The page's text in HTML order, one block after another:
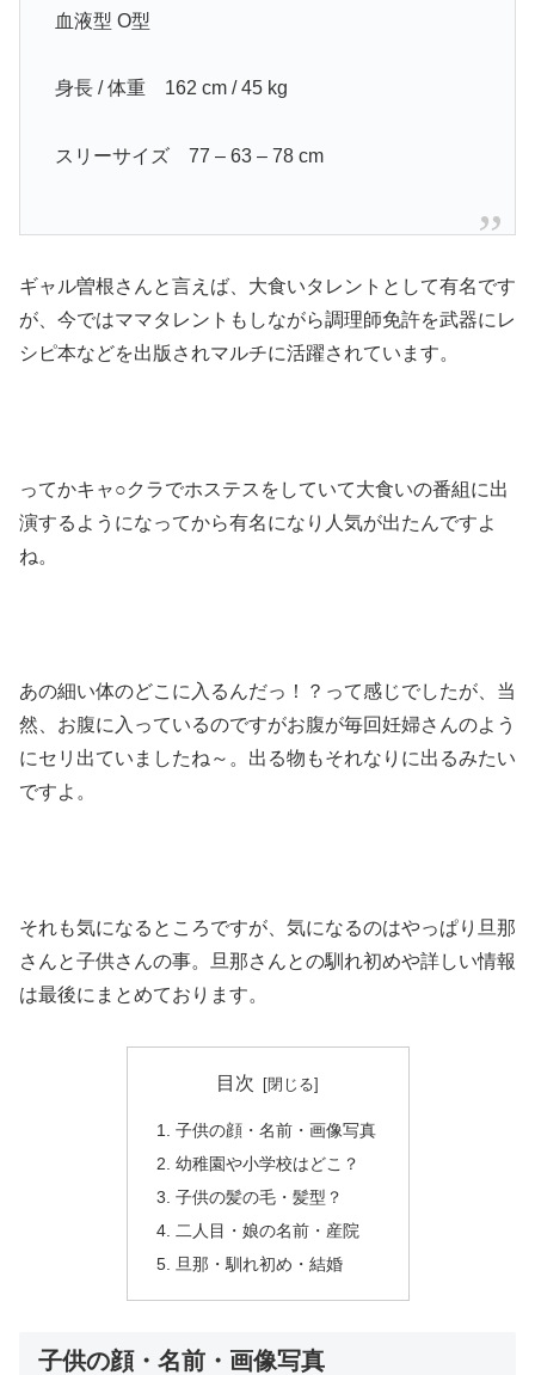
血液型 O型
身長 / 体重 162 cm / 45 kg
スリーサイズ 77 – 63 – 78 cm
ギャル曽根さんと言えば、大食いタレントとして有名です
が、今ではママタレントもしながら調理師免許を武器にレ
シピ本などを出版されマルチに活躍されています。
ってかキャ○クラでホステスをしていて大食いの番組に出
演するようになってから有名になり人気が出たんですよ
ね。
あの細い体のどこに入るんだっ！？って感じでしたが、当
然、お腹に入っているのですがお腹が毎回妊婦さんのよう
にセリ出ていましたね～。出る物もそれなりに出るみたい
ですよ。
それも気になるところですが、気になるのはやっぱり旦那
さんと子供さんの事。旦那さんとの馴れ初めや詳しい情報
は最後にまとめております。
目次
子供の顔・名前・画像写真
幼稚園や小学校はどこ？
子供の髪の毛・髪型？
二人目・娘の名前・産院
旦那・馴れ初め・結婚
子供の顔・名前・画像写真